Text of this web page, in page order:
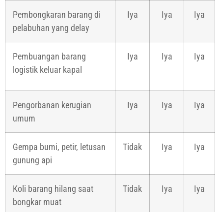
Pembongkaran barang di
pelabuhan yang delay
Iya Iya Iya
Pembuangan barang
logistik keluar kapal
Iya Iya Iya
Pengorbanan kerugian
umum
Iya Iya Iya
Gempa bumi, petir, letusan
gunung api
Tidak Iya Iya
Koli barang hilang saat
bongkar muat
Tidak Iya Iya